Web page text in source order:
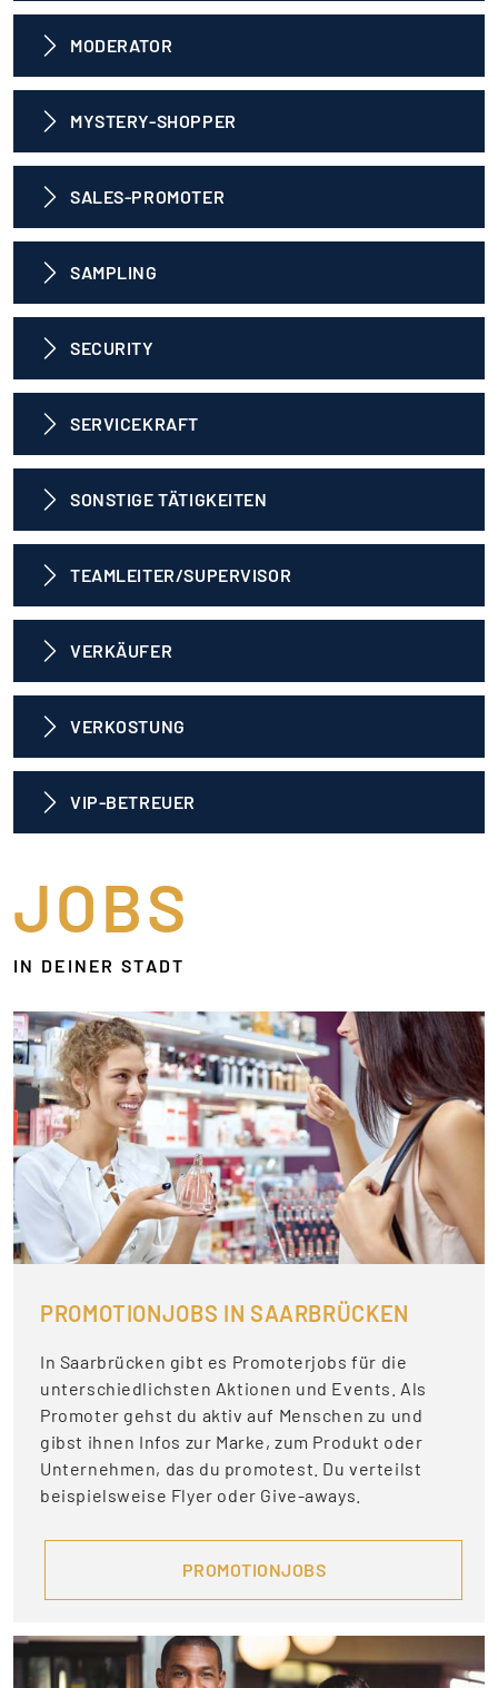
MODERATOR
MYSTERY-SHOPPER
SALES-PROMOTER
SAMPLING
SECURITY
SERVICEKRAFT
SONSTIGE TÄTIGKEITEN
TEAMLEITER/SUPERVISOR
VERKÄUFER
VERKOSTUNG
VIP-BETREUER
JOBS
IN DEINER STADT
PROMOTIONJOBS IN SAARBRÜCKEN
In Saarbrücken gibt es Promoterjobs für die
unterschiedlichsten Aktionen und Events. Als
Promoter gehst du aktiv auf Menschen zu und
gibst ihnen Infos zur Marke, zum Produkt oder
Unternehmen, das du promotest. Du verteilst
beispielsweise Flyer oder Give-aways.
PROMOTIONJOBS